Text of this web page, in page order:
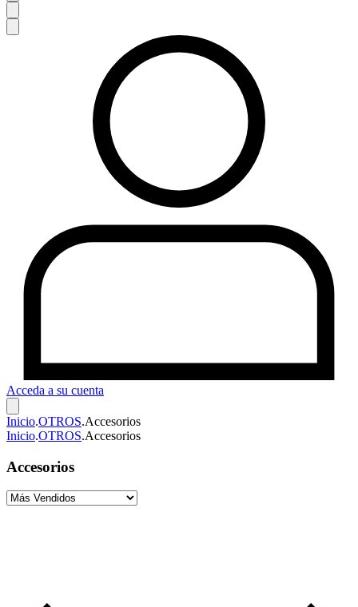
Acceda a su cuenta
Inicio.OTROS.Accesorios
Inicio.OTROS.Accesorios
Accesorios